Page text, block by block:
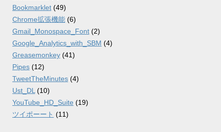
Bookmarklet (49)
Chrome拡張機能 (6)
Gmail_Monospace_Font (2)
Google_Analytics_with_SBM (4)
Greasemonkey (41)
Pipes (12)
TweetTheMinutes (4)
Ust_DL (10)
YouTube_HD_Suite (19)
ツイポーート (11)